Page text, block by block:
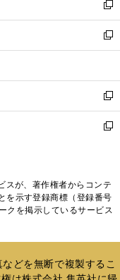
く
で
開
く
ド
ウ
で
開
ィ
ン
ド
ウ
開
く
い
ウ
ィ
ン
ウ
で
開
く
新
し
い
ウ
ン
ド
ウ
で
新
し
ウ
ィ
ン
ド
く
新
し
い
ド
ウ
で
新
ィ
ン
ド
開
く
スが、著作権者からコンテ
を示す登録商標（登録番号
クを掲示しているサービス
どを無断で複製するこ